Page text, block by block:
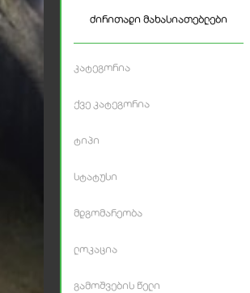
ძირითადი მახასიათებლები
კატეგორია
ქვე კატეგორია
ტიპი
სტატუსი
მდგომარეობა
ლოკაცია
გამოშვების წელი